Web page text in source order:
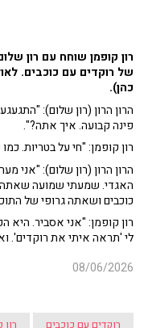
של רוקדים עם כוכבים.
כהן).
הרון הרון (רון שלום):
פינה קבועה. איך אתה?".
רון קופמן: "חי על בטריות.
הרון הרון (רון שלום): "אני
האגדי. שמעתי שמועה שאתה
כוכבים ושאתה גרופי של
רון קופמן: "אני אסביר. היא
לי 'תראה איתי את רוקדים'.
08/06/2026